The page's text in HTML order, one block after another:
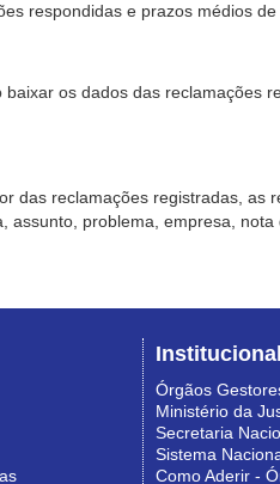
respondidas e prazos médios
os dados das reclamações
das reclamações registradas, as
assunto, problema, empresa,
Institucional
Órgãos
Ministério da
Secretaria
Sistema
Como Aderir -